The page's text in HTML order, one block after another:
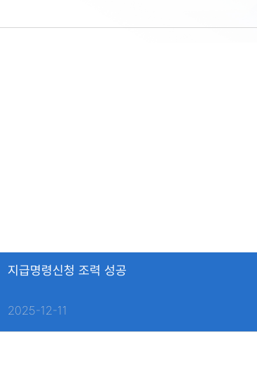
지급명령신청 조력 성공
2025-12-11